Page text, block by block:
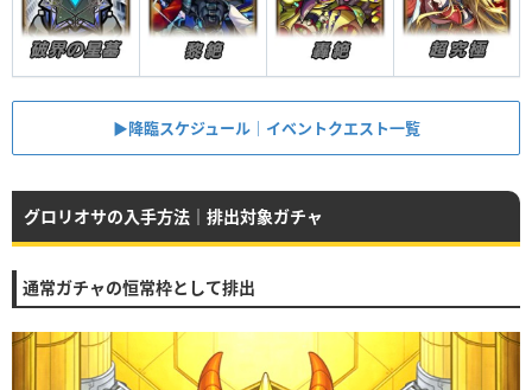
▶︎降臨スケジュール｜イベントクエスト一覧
グロリオサの入手方法｜排出対象ガチャ
通常ガチャの恒常枠として排出